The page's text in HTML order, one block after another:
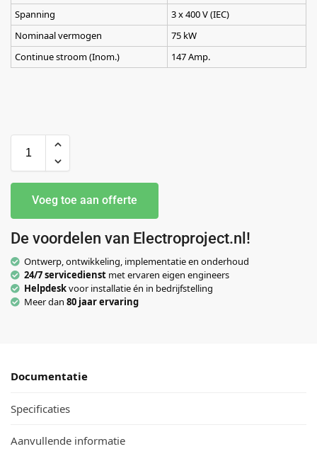
Spanning
3 x 400 V (IEC)
Nominaal vermogen
75 kW
Continue stroom (Inom.)
147 Amp.
Voeg toe aan offerte
De voordelen van Electroproject.nl!
Ontwerp, ontwikkeling, implementatie en onderhoud
24/7 servicedienst met ervaren eigen engineers
Helpdeskvoor installatie én in bedrijfstelling
Meer dan 80 jaar ervaring
Documentatie
Specificaties
Aanvullende informatie